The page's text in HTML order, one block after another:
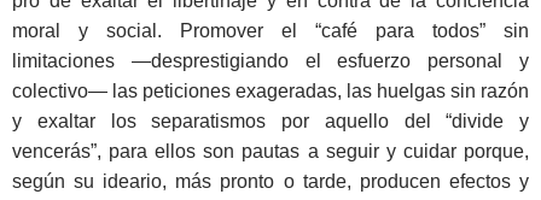
moral y social. Promover el “café para todos” sin
limitaciones —desprestigiando el esfuerzo personal y
colectivo— las peticiones exageradas, las huelgas sin razón
y exaltar los separatismos por aquello del “divide y
vencerás”, para ellos son pautas a seguir y cuidar porque,
según su ideario, más pronto o tarde, producen efectos y